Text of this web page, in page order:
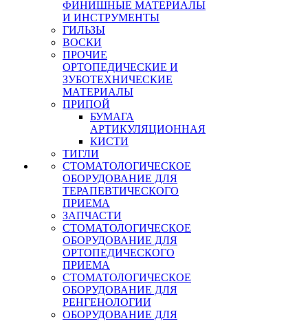
ФИНИШНЫЕ МАТЕРИАЛЫ
И ИНСТРУМЕНТЫ
ГИЛЬЗЫ
ВОСКИ
ПРОЧИЕ
ОРТОПЕДИЧЕСКИЕ И
ЗУБОТЕХНИЧЕСКИЕ
МАТЕРИАЛЫ
ПРИПОЙ
БУМАГА
АРТИКУЛЯЦИОННАЯ
КИСТИ
ТИГЛИ
СТОМАТОЛОГИЧЕСКОЕ
ОБОРУДОВАНИЕ ДЛЯ
ТЕРАПЕВТИЧЕСКОГО
ПРИЕМА
ЗАПЧАСТИ
СТОМАТОЛОГИЧЕСКОЕ
ОБОРУДОВАНИЕ ДЛЯ
ОРТОПЕДИЧЕСКОГО
ПРИЕМА
СТОМАТОЛОГИЧЕСКОЕ
ОБОРУДОВАНИЕ ДЛЯ
РЕНГЕНОЛОГИИ
ОБОРУДОВАНИЕ ДЛЯ